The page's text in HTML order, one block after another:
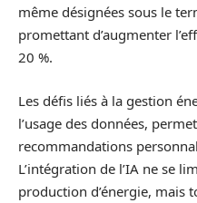
même désignées sous le
promettant d’augmenter
20 %.
Les défis liés à la gestion
l’usage des données,
recommandations
L’intégration de l’IA ne se
production d’énergie, mais